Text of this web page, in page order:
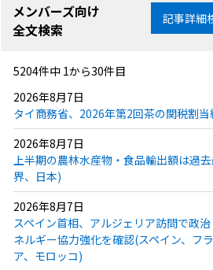
メンバーズ向け
全文検索
記事詳細
5204件中 1から30件目
2026年8月7日
タイ商務省、2026年第2回茶の関税割
2026年8月7日
上半期の農林水産物・食品輸出額は過
界、日本)
2026年8月7日
スペイン首相、アルジェリア訪問で政
ネルギー協力強化を確認(スペイン、フ
ア、モロッコ)